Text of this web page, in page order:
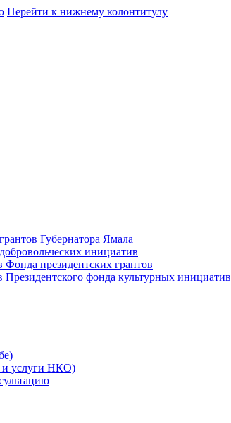
Перейти к нижнему колонтитулу
Губернатора Ямала
инициатив
Фонда президентских грантов
Президентского фонда культурных инициатив
и услуги НКО)